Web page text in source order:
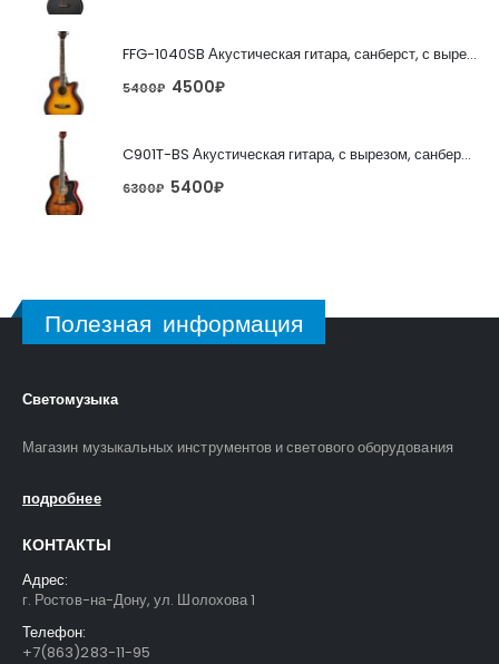
FFG-1040SB Акустическая гитара, санберст, с вырезом, Foix
5400₽ 4500₽
C901T-BS Акустическая гитара, с вырезом, санберст, Caraya
6300₽ 5400₽
Полезная информация
Светомузыка
Магазин музыкальных инструментов и светового оборудования
подробнее
КОНТАКТЫ
Адрес:
г. Ростов-на-Дону, ул. Шолохова 1
Телефон:
+7(863)283-11-95